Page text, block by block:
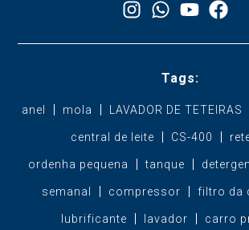
Tags:
anel mola LAVADOR DE TETEIRAS
central de leite CS-400
ordenha pequena tanque
semanal compressor filtro da
lubrificante lavador carro